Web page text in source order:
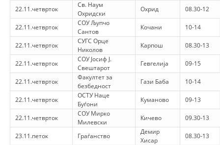
22.11.четврток
Св. Наум
Охридски
Охрид 08.30-12
22.11.четврток
СОУ Љупчо
Сантов
Кочани 10-14
22.11.четврток
СУГС Орце
Николов
Карпош 08.30-13
22.11.четврток
СОУ Јосиф Ј.
Свештарот
Гевгелија 09-15
22.11.четврток
Факултет за
безбедност
Гази Баба 10-14
22.11.четврток
ОСТУ Наце
Буѓони
Куманово 09-13
22.11.четврток
СОУ Мирко
Милевски
Кичево 09.30-13
23.11.петок Граѓанство
Демир
Хисар
08.30-13